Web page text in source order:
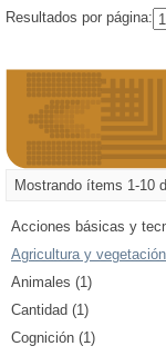
Resultados por página:
Mostrando ítems 1-10
Acciones básicas y
Agricultura y
Animales (1)
Cantidad (1)
Cognición (1)